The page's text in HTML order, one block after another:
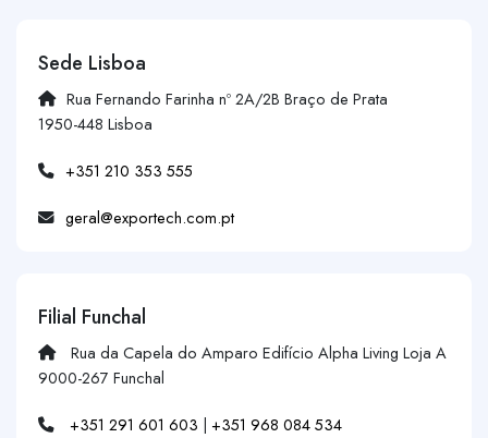
Sede Lisboa
Rua Fernando Farinha nº 2A/2B Braço de Prata
1950-448 Lisboa
+351 210 353 555
geral@exportech.com.pt
Filial Funchal
Rua da Capela do Amparo Edifício Alpha Living Loja A
9000-267 Funchal
+351 291 601 603 | +351 968 084 534